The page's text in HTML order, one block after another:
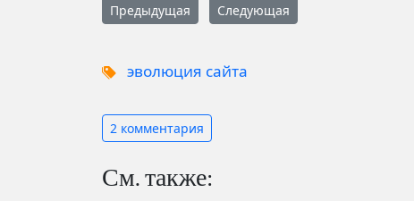
Предыдущая Следующая
эволюция сайта
2 комментария
См. также: